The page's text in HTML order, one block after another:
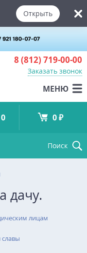
8 (812) 719-00-00
Заказать звонок
МЕНЮ
Открыть
Поиск
0 0 ₽
дачу.
лицам
славы